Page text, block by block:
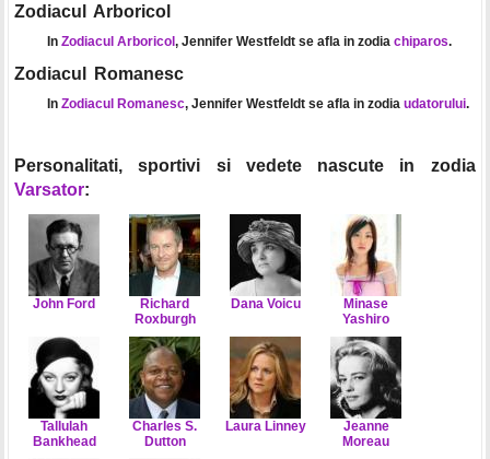
Zodiacul Arboricol
In Zodiacul Arboricol, Jennifer Westfeldt se afla in zodia chiparos.
Zodiacul Romanesc
In Zodiacul Romanesc, Jennifer Westfeldt se afla in zodia udatorului.
Personalitati, sportivi si vedete nascute in zodia
Varsator:
John Ford
Richard
Roxburgh
Dana Voicu
Minase
Yashiro
Tallulah
Bankhead
Charles S.
Dutton
Laura Linney
Jeanne
Moreau